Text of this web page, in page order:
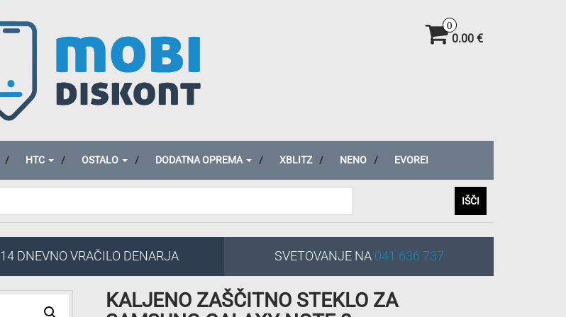
0
0.00 €
HTC OSTALO DODATNA OPREMA XBLITZ NENO EVOREI
IŠČI
14 DNEVNO VRAČILO DENARJA SVETOVANJE NA 041 636 737
KALJENO ZAŠČITNO STEKLO ZA